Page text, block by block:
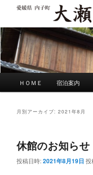
ン
コ
ン
テ
ン
コ
ン
テ
ン
ツ
大瀬の館
ＨＯＭＥ 宿泊案内
月別アーカイブ:2021年8月
休館のお知らせ
投稿日時:2021年8月19日